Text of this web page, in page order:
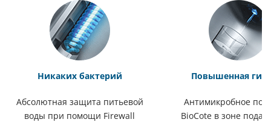
Никаких бактерий
Абсолютная защита питьевой
воды при помощи Firewall
Повышенная
Антимикробное
BioCote в зоне